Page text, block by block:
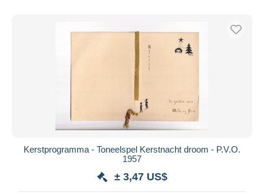
Kerstprogramma - Toneelspel Kerstnacht droom - P.V.O.
1957
± 3,47 US$